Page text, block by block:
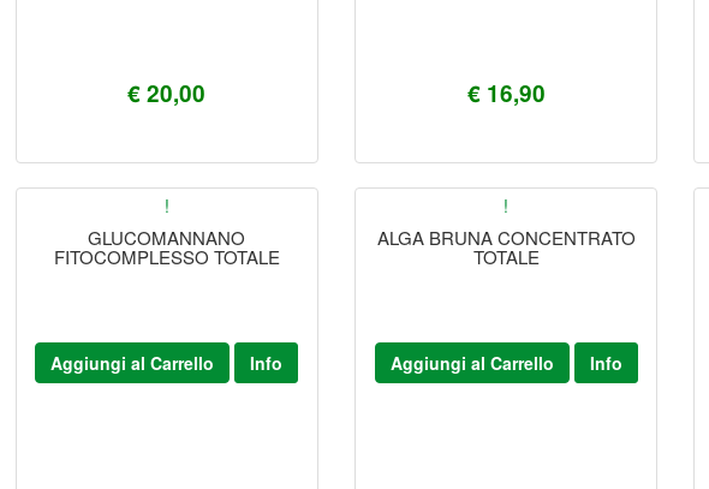
€ 20,00 € 16,90
!
GLUCOMANNANO
FITOCOMPLESSO TOTALE
Aggiungi al Carrello Info
!
ALGA BRUNA CONCENTRATO
TOTALE
Aggiungi al Carrello Info